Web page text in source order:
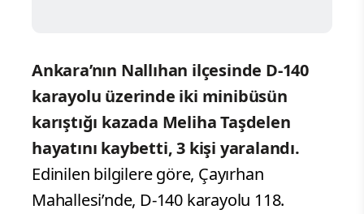
Ankara’nın Nallıhan ilçesinde D-140
karayolu üzerinde iki minibüsün
karıştığı kazada Meliha Taşdelen
hayatını kaybetti, 3 kişi yaralandı.
Edinilen bilgilere göre, Çayırhan
Mahallesi’nde, D-140 karayolu 118.